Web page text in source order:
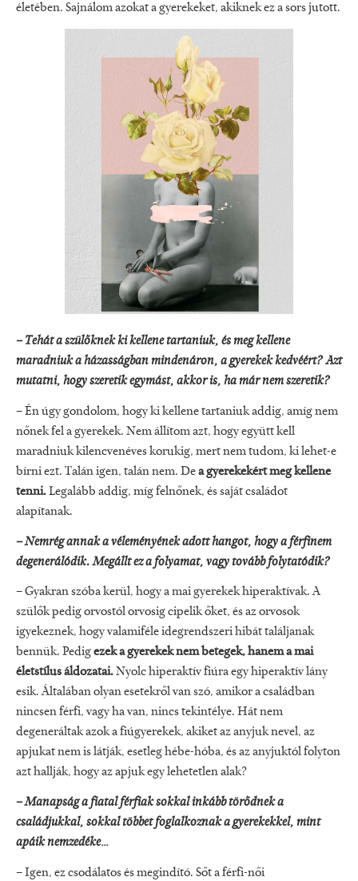
életében. Sajnálom azokat a gyerekeket, akiknek ez a sors jutott.
– Tehát a szülőknek ki kellene tartaniuk, és meg kellene
maradniuk a házasságban mindenáron, a gyerekek kedvéért? Azt
mutatni, hogy szeretik egymást, akkor is, ha már nem szeretik?
– Én úgy gondolom, hogy ki kellene tartaniuk addig, amíg nem
nőnek fel a gyerekek. Nem állítom azt, hogy együtt kell
maradniuk kilencvenéves korukig, mert nem tudom, ki lehet-e
bírni ezt. Talán igen, talán nem. Dea gyerekekért meg kellene
tenni.Legalább addig, míg felnőnek, és saját családot
alapítanak.
– Nemrég annak a véleményének adott hangot, hogy a férfinem
degenerálódik. Megállt ez a folyamat, vagy tovább folytatódik?
– Gyakran szóba kerül, hogy a mai gyerekek hiperaktívak. A
szülők pedig orvostól orvosig cipelik őket, és az orvosok
igyekeznek, hogy valamiféle idegrendszeri hibát találjanak
bennük. Pedigezek a gyerekek nem betegek, hanem a mai
életstílus áldozatai.Nyolc hiperaktív fiúra egy hiperaktív lány
esik. Általában olyan esetekről van szó, amikor a családban
nincsen férfi, vagy ha van, nincs tekintélye. Hát nem
degeneráltak azok a fiúgyerekek, akiket az anyjuk nevel, az
apjukat nem is látják, esetleg hébe-hóba, és az anyjuktól folyton
azt hallják, hogy az apjuk egy lehetetlen alak?
– Manapság a fiatal férfiak sokkal inkább törődnek a
családjukkal, sokkal többet foglalkoznak a gyerekekkel, mint
apáik nemzedéke…
– Igen, ez csodálatos és megindító. Sőt a férfi-női